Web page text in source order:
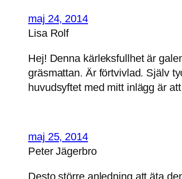
maj 24, 2014
Lisa Rolf
Hej! Denna kärleksfullhet är
gräsmattan. Är förtvivlad. Själv
huvudsyftet med mitt inlägg är
maj 25, 2014
Peter Jägerbro
Desto större anledning att äta